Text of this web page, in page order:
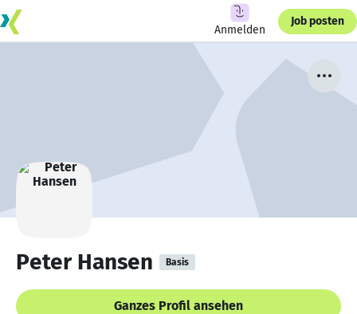
Anmelden
Job posten
Peter Hansen Basis
Ganzes Profil ansehen